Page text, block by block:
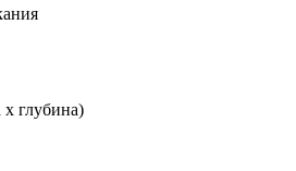
глубина)